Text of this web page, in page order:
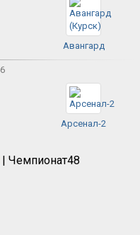
Авангард
Арсенал-2
| Чемпионат48